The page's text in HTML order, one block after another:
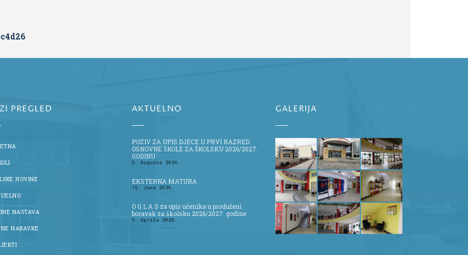
PREGLED
NOVINE
NASTAVA
NABAVKE
AKTUELNO
POZIV ZA UPIS DJECE U PRVI RAZRED
OSNOVNE ŠKOLE ZA ŠKOLSKU 2026/2027.
GODINU
5. Augusta 2026.
EKSTERNA MATURA
15. Juna 2026.
O G L A S za upis učenika u produženi
boravak za školsku 2026/2027. godine
5. Aprila 2026.
GALERIJA